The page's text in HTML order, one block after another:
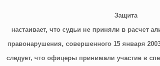
Защита
настаивает, что судьи не приняли в расчет
правонарушения, совершенного 15 января
следует, что офицеры принимали участие в